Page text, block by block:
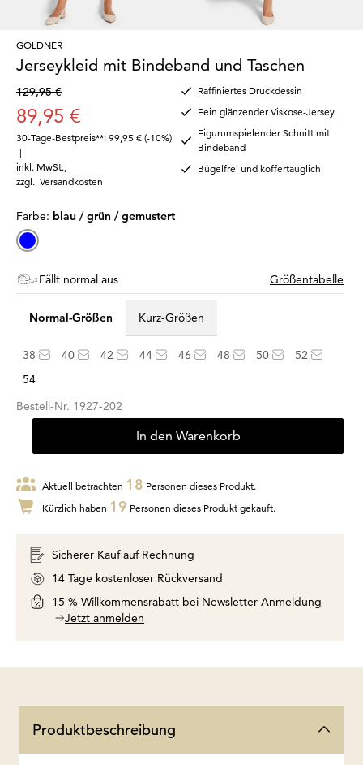
GOLDNER
Jerseykleid mit Bindeband und Taschen
129,95 €
89,95 €
30-Tage-Bestpreis**: 99,95 € (-10%)
|
inkl. MwSt.
zzgl. Versandkosten
Raffiniertes Druckdessin
Fein glänzender Viskose-Jersey
Figurumspielender Schnitt mit
Bindeband
Bügelfrei und koffertauglich
Farbe: blau / grün / gemustert
Fällt normal aus Größentabelle
Normal-Größen Kurz-Größen
38 40 42 44 46 48 50
52
54
Bestell-Nr. 1927-202
In den Warenkorb
Aktuell betrachten 18 Personen dieses Produkt.
Kürzlich haben 19 Personen dieses Produkt gekauft.
Sicherer Kauf auf Rechnung
14 Tage kostenloser Rückversand
15 % Willkommensrabatt bei Newsletter Anmeldung
Jetzt anmelden
Produktbeschreibung